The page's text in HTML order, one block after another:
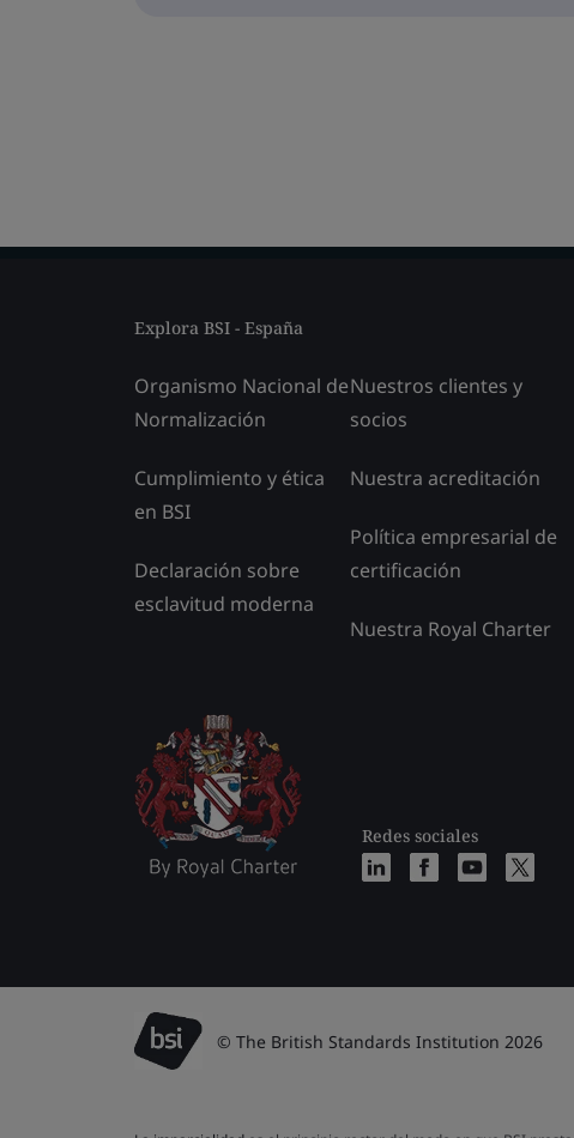
Explora BSI - España
Organismo Nacional de
Normalización
Cumplimiento y ética
en BSI
Declaración sobre
esclavitud moderna
Nuestros clientes y
socios
Nuestra acreditación
Política empresarial de
certificación
Nuestra Royal Charter
Redes sociales
© The British Standards Institution 2026